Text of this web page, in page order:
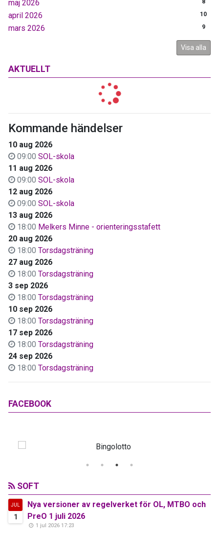
maj 2026
april 2026 10
mars 2026 9
Visa alla
AKTUELLT
Kommande händelser
10 aug 2026
09:00 SOL-skola
11 aug 2026
09:00 SOL-skola
12 aug 2026
09:00 SOL-skola
13 aug 2026
18:00 Melkers Minne - orienteringsstafett
20 aug 2026
18:00 Torsdagsträning
27 aug 2026
18:00 Torsdagsträning
3 sep 2026
18:00 Torsdagsträning
10 sep 2026
18:00 Torsdagsträning
17 sep 2026
18:00 Torsdagsträning
24 sep 2026
18:00 Torsdagsträning
FACEBOOK
SOFT
JUL
1
Nya versioner av regelverket för OL, MTBO och
PreO 1 juli 2026
1 jul 2026 17:23